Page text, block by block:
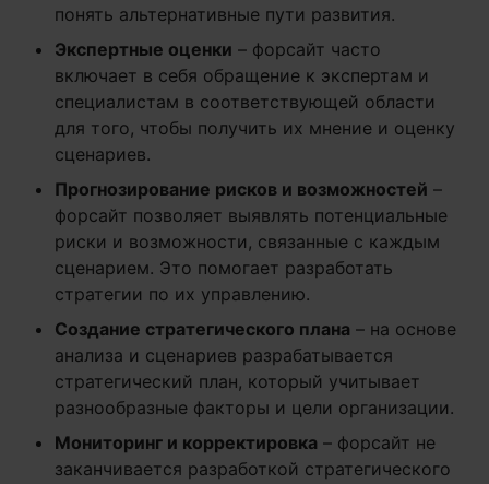
понять альтернативные пути развития.
Экспертные оценки – форсайт часто
включает в себя обращение к экспертам и
специалистам в соответствующей области
для того, чтобы получить их мнение и оценку
сценариев.
Прогнозирование рисков и возможностей –
форсайт позволяет выявлять потенциальные
риски и возможности, связанные с каждым
сценарием. Это помогает разработать
стратегии по их управлению.
Создание стратегического плана – на основе
анализа и сценариев разрабатывается
стратегический план, который учитывает
разнообразные факторы и цели организации.
Мониторинг и корректировка – форсайт не
заканчивается разработкой стратегического